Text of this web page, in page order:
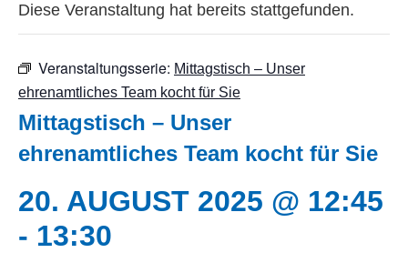
Diese Veranstaltung hat bereits stattgefunden.
Veranstaltungsserie: Mittagstisch – Unser
ehrenamtliches Team kocht für Sie
Mittagstisch – Unser
ehrenamtliches Team kocht für Sie
20. AUGUST 2025 @ 12:45
- 13:30